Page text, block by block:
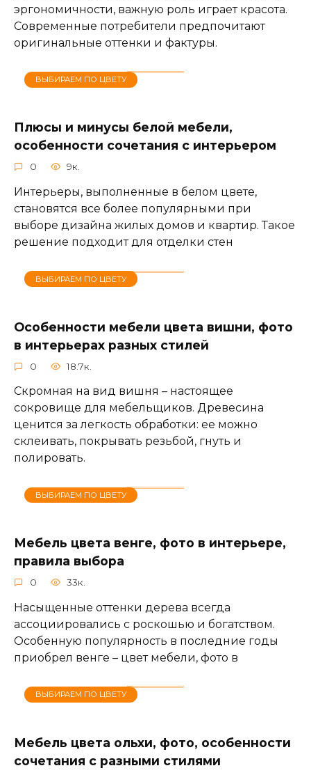
эргономичности, важную роль играет красота.
Современные потребители предпочитают
оригинальные оттенки и фактуры.
ВЫБИРАЕМ ПО ЦВЕТУ
Плюсы и минусы белой мебели,
особенности сочетания с интерьером
0 9к.
Интерьеры, выполненные в белом цвете,
становятся все более популярными при
выборе дизайна жилых домов и квартир. Такое
решение подходит для отделки стен
ВЫБИРАЕМ ПО ЦВЕТУ
Особенности мебели цвета вишни, фото
в интерьерах разных стилей
0 18.7к.
Скромная на вид вишня – настоящее
сокровище для мебельщиков. Древесина
ценится за легкость обработки: ее можно
склеивать, покрывать резьбой, гнуть и
полировать.
ВЫБИРАЕМ ПО ЦВЕТУ
Мебель цвета венге, фото в интерьере,
правила выбора
0 33к.
Насыщенные оттенки дерева всегда
ассоциировались с роскошью и богатством.
Особенную популярность в последние годы
приобрел венге – цвет мебели, фото в
ВЫБИРАЕМ ПО ЦВЕТУ
Мебель цвета ольхи, фото, особенности
сочетания с разными стилями